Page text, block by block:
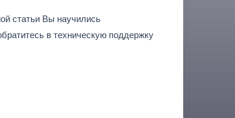
статьи Вы научились
в техническую поддержку